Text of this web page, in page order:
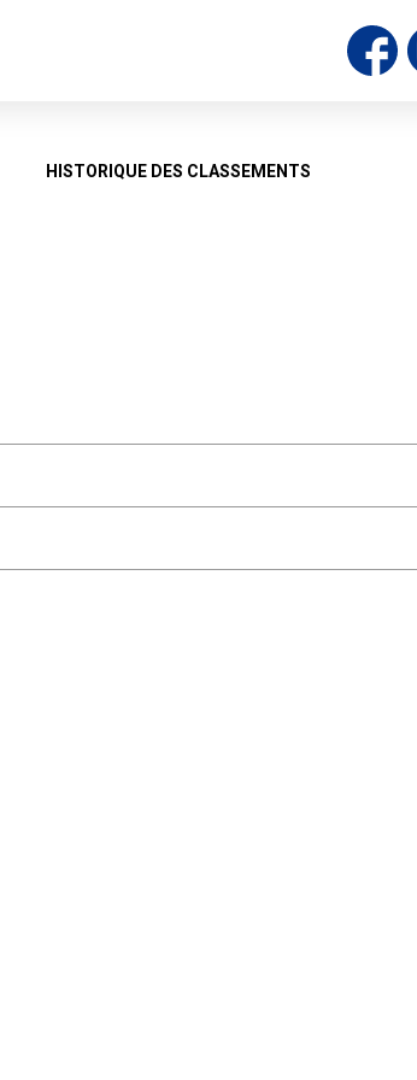
HISTORIQUE DES CLASSEMENTS